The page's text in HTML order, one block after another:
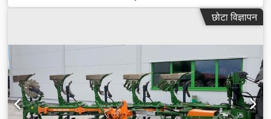
छोटा विज्ञापन